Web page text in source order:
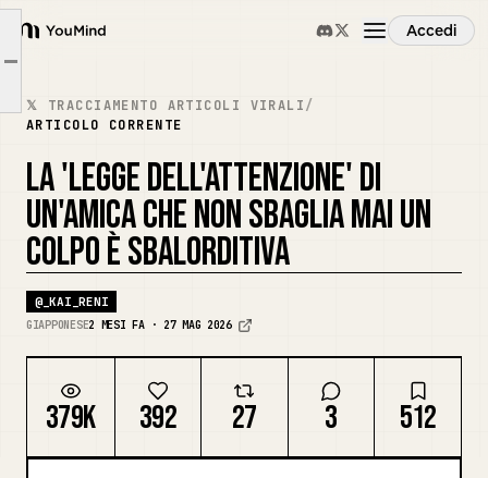
YouMind
Accedi
Panoramica
Casi d'uso
Abilità
Prompt
Prezzi
③ Come Mostrare che Stai "Ascoltando" per Continuare a Farti Adorare
𝕏 TRACCIAMENTO ARTICOLI VIRALI/
ARTICOLO CORRENTE
LA 'LEGGE DELL'ATTENZIONE' DI
UN'AMICA CHE NON SBAGLIA MAI UN
COLPO È SBALORDITIVA
@_KAI_RENI
GIAPPONESE2 MESI FA · 27 MAG 2026
379K 392 27 3 512